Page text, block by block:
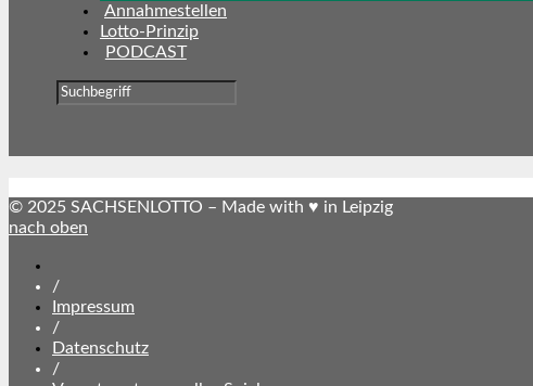
Annahmestellen
Lotto-Prinzip
PODCAST
© 2025 SACHSENLOTTO – Made with ♥ in Leipzig
nach oben
abonnieren
/
Impressum
/
Datenschutz
/